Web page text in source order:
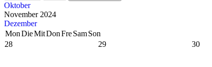
Oktober
November 2024
Dezember
MonDieMitDonFreSamSon
28
29 30